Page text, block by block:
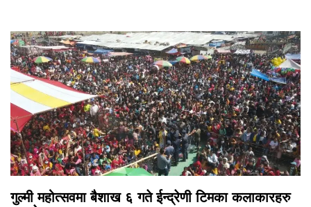
गुल्मी महोत्सवमा बैशाख ६ गते ईन्द्रेणी टिमका कलाकारहरु